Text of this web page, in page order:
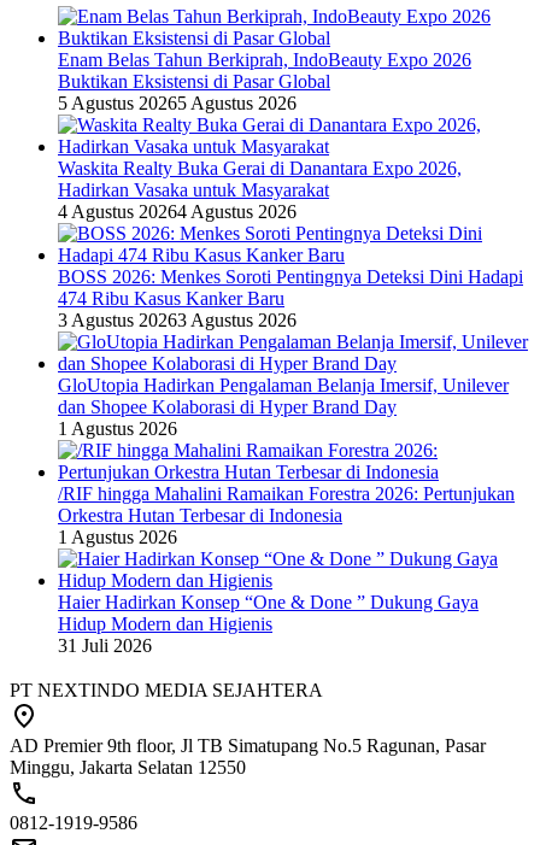
Enam Belas Tahun Berkiprah, IndoBeauty Expo 2026
Buktikan Eksistensi di Pasar Global
5 Agustus 20265 Agustus 2026
Waskita Realty Buka Gerai di Danantara Expo 2026,
Hadirkan Vasaka untuk Masyarakat
4 Agustus 20264 Agustus 2026
BOSS 2026: Menkes Soroti Pentingnya Deteksi Dini Hadapi
474 Ribu Kasus Kanker Baru
3 Agustus 20263 Agustus 2026
GloUtopia Hadirkan Pengalaman Belanja Imersif, Unilever
dan Shopee Kolaborasi di Hyper Brand Day
1 Agustus 2026
/RIF hingga Mahalini Ramaikan Forestra 2026: Pertunjukan
Orkestra Hutan Terbesar di Indonesia
1 Agustus 2026
Haier Hadirkan Konsep “One & Done ” Dukung Gaya
Hidup Modern dan Higienis
31 Juli 2026
PT NEXTINDO MEDIA SEJAHTERA
AD Premier 9th floor, Jl TB Simatupang No.5 Ragunan, Pasar
Minggu, Jakarta Selatan 12550
0812-1919-9586